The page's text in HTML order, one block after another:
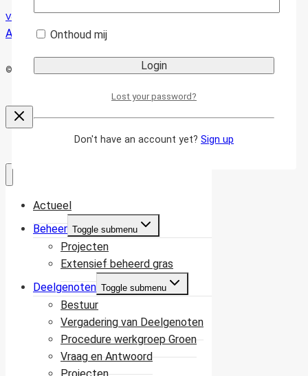
Volgende
Afsluiting van prullenbakken in dekerstvakantie
© 2026 Stichting Stadstuin | Website doorEmazing Webdesign
Onthoud mij
Lost your password?
Don't have an account yet? Sign up
Actueel
Beheer Toggle submenu
Projecten
Extensief beheerd gras
Deelgenoten Toggle submenu
Bestuur
Vergadering van Deelgenoten
Procedure werkgroep Groen
Vraag en Antwoord